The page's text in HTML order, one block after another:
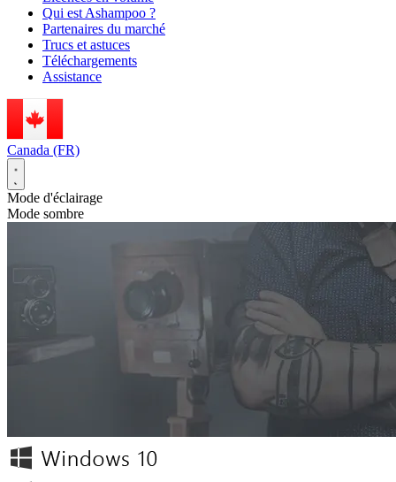
Qui est Ashampoo ?
Partenaires du marché
Trucs et astuces
Téléchargements
Assistance
Canada (FR)
Mode d'éclairage
Mode sombre